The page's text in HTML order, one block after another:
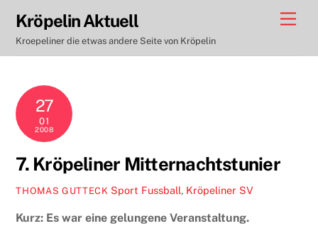
content
Kröpelin Aktuell
Kroepeliner die etwas andere Seite von Kröpelin
27
01
2008
7. Kröpeliner Mitternachtstunier
THOMAS GUTTECK Sport Fussball, Kröpeliner SV
Kurz: Es war eine gelungene Veranstaltung.